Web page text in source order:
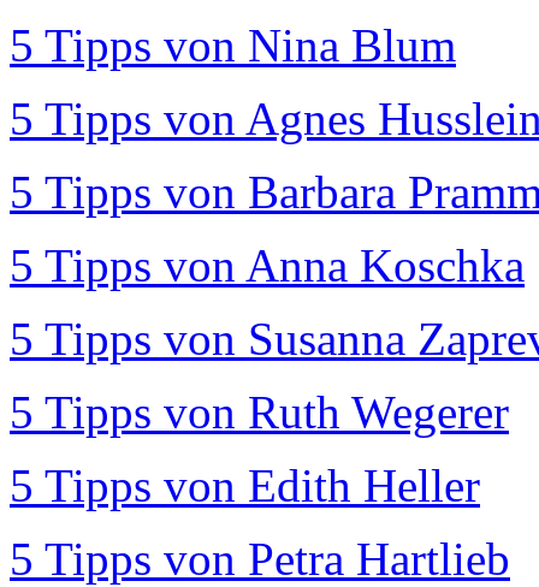
5 Tipps von Nina Blum
5 Tipps von Agnes
5 Tipps von Barbara
5 Tipps von Anna Koschka
5 Tipps von Susanna
5 Tipps von Ruth Wegerer
5 Tipps von Edith Heller
5 Tipps von Petra Hartlieb